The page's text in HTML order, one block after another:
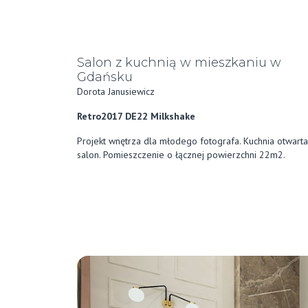
Salon z kuchnią w mieszkaniu w
Gdańsku
Dorota Janusiewicz
Retro2017 DE22 Milkshake
Projekt wnętrza dla młodego fotografa. Kuchnia
salon. Pomieszczenie o łącznej powierzchni 22m2.